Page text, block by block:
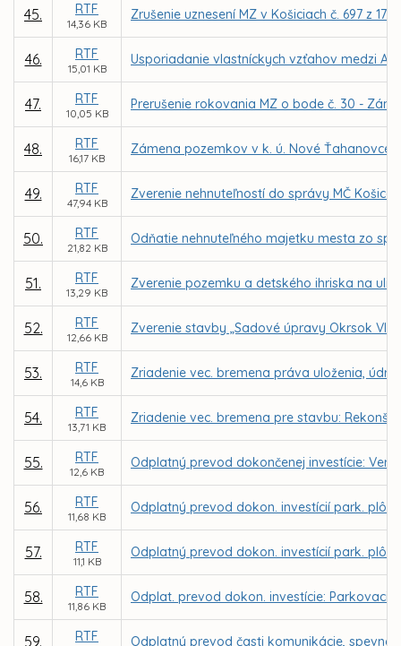
45. RTF
14,36 KB
Zrušenie uznesení MZ v Košiciach č. 697 z
46. RTF
15,01 KB
Usporiadanie vlastníckych vzťahov medzi
47. RTF
10,05 KB
Prerušenie rokovania MZ o bode č. 30 -
48. RTF
16,17 KB
Zámena pozemkov v k. ú. Nové Ťahanovce
49. RTF
47,94 KB
Zverenie nehnuteľností do správy MČ Košice
50. RTF
21,82 KB
Odňatie nehnuteľného majetku mesta zo
51. RTF
13,29 KB
Zverenie pozemku a detského ihriska na
52. RTF
12,66 KB
Zverenie stavby „Sadové úpravy Okrsok
53. RTF
14,6 KB
Zriadenie vec. bremena práva uloženia,
54. RTF
13,71 KB
Zriadenie vec. bremena pre stavbu:
55. RTF
12,6 KB
Odplatný prevod dokončenej investície:
56. RTF
11,68 KB
Odplatný prevod dokon. investícií park.
57. RTF
11,1 KB
Odplatný prevod dokon. investícií park.
58. RTF
11,86 KB
Odplat. prevod dokon. investície:
59. RTF Odplatný prevod časti komunikácie,